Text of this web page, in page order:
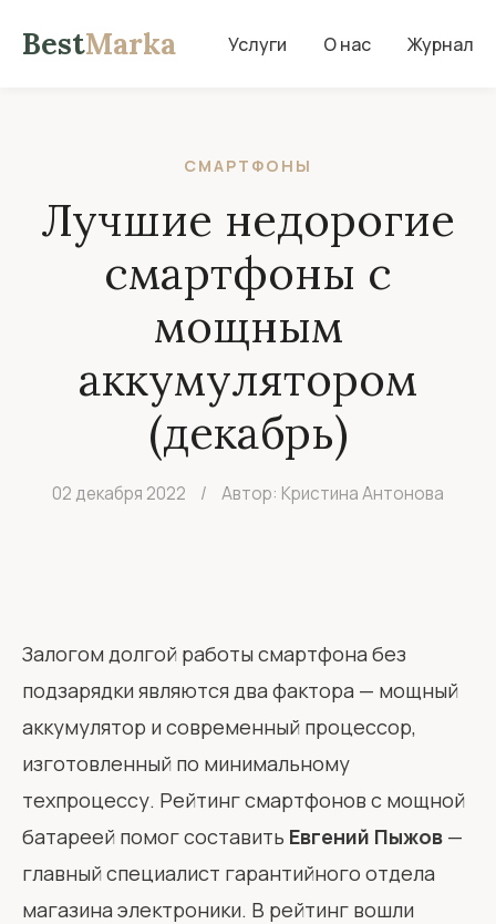
BestMarka Услуги О нас Журнал
СМАРТФОНЫ
Лучшие недорогие
смартфоны с
мощным
аккумулятором
(декабрь)
02 декабря 2022 / Автор: Кристина Антонова
Залогом долгой работы смартфона без
подзарядки являются два фактора — мощный
аккумулятор и современный процессор,
изготовленный по минимальному
техпроцессу. Рейтинг смартфонов с мощной
батареей помог составить Евгений Пыжов —
главный специалист гарантийного отдела
магазина электроники. В рейтинг вошли